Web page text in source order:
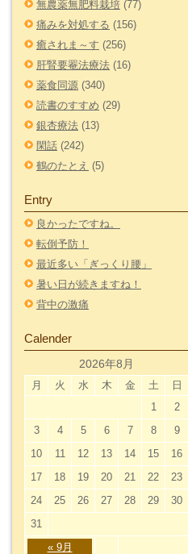
無農薬無肥料栽培 (77)
痛みを対処する (156)
癒されま～す (256)
肝腎要罨法療法 (16)
薬食同源 (340)
読書のすすめ (29)
銀杏療法 (13)
閑話 (242)
鶴のたとえ (5)
Entry
良かったですね。
転倒予防！
最近多い「ぎっくり腰」
暑い日が続きますね！
背中の激痛
Calender
2026年8月
月 火 水 木 金 土 日
« 9月
1
2
3
4 5 6 7 8
9
10
11 12 13 14 15
16
17
18 19 20 21 22
23
24
25 26 27 28 29
30
31